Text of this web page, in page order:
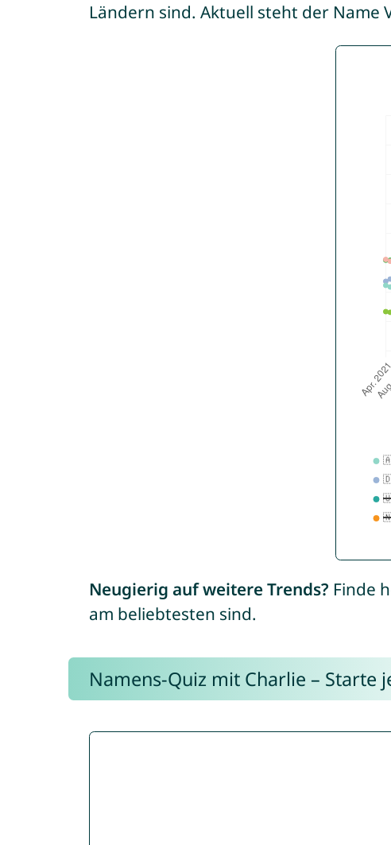
Ländern sind. Aktuell steht der Name
Neugierig auf weitere Trends? Finde
am beliebtesten sind.
Namens-Quiz mit Charlie – Starte